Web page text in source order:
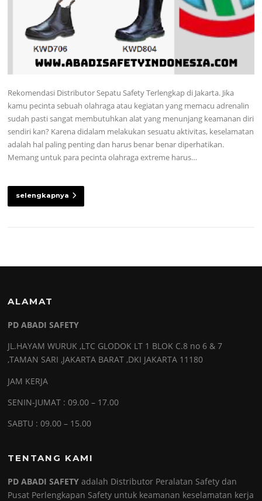
Rekomendasi Distributor Sepatu Safety Terlengkap di Jakarta. Jika
kamu pecinta sebuah olahraga atau kegiatan yang memacu adrenalin
sudah pasti sangat membutuhkan alat yang menunjang keamanan diri
sendiri kan? Karena didalam melakukan sesuatu aktivitas, keselamatan
adalah hal paling penting dan harus benar benar diperhatikan.
Memang untuk para pecinta olahraga extreme harus…
selengkapnya
ALAMAT
PD ABADI SAFETY
JL.HAYAM WURUK ,LTC GLODOK LT 1 BLOK C.8 no 6 & 7
,TAMAN SARI ,JAKARTA BARAT ,DKI JAKARTA 11180
JAM KERJA
SENIN-JUMAT : 09.00 – 17.00
SABTU : 09.00 – 15.00
TENTANG KAMI
PD ABADI SAFETY adalah Distributor Peralatan Safety dan
Pusat Perlengkapan Safety untuk keamanan keselamatan kerja